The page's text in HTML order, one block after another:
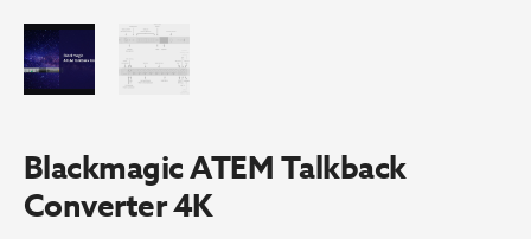
Blackmagic ATEM Talkback
Converter 4K